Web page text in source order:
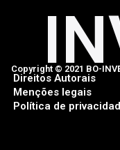
Copyright © 2021 BO-
Direitos Autorais
Menções legais
Política de